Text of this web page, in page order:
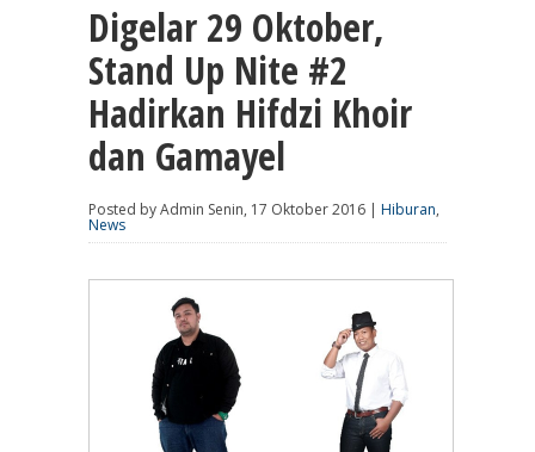
Digelar 29 Oktober,
Stand Up Nite #2
Hadirkan Hifdzi Khoir
dan Gamayel
Posted by Admin Senin, 17 Oktober 2016 | Hiburan,
News